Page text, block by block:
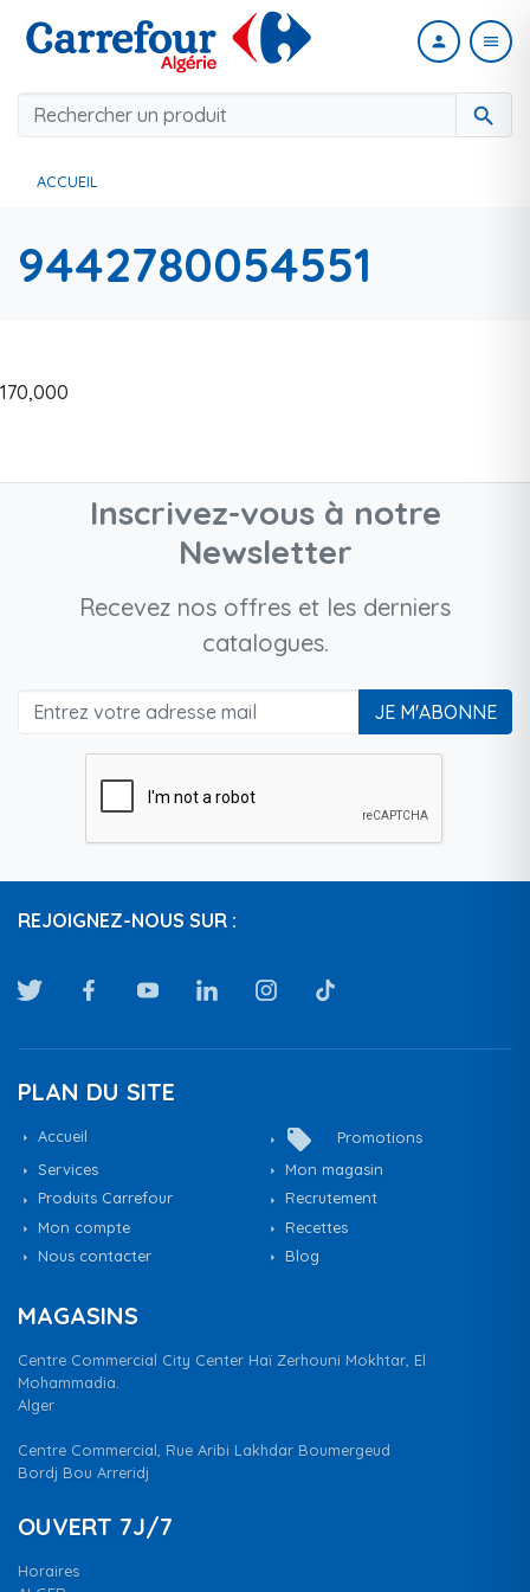
search
person menu
ACCUEIL
9442780054551
170,000
Inscrivez-vous à notre
Newsletter
Recevez nos offres et les derniers
catalogues.
JE M'ABONNE
REJOIGNEZ-NOUS SUR :
PLAN DU SITE
Accueil local_offer
Promotions
Services
Mon magasin
Produits Carrefour
Recrutement
Mon compte
Recettes
Nous contacter
Blog
MAGASINS
Centre Commercial City Center Haï Zerhouni Mokhtar, El
Mohammadia.
Alger
Centre Commercial, Rue Aribi Lakhdar Boumergeud
Bordj Bou Arreridj
OUVERT 7J/7
Horaires